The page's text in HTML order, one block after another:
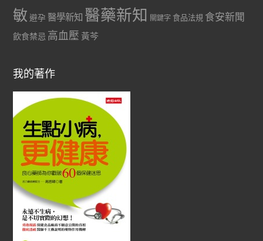
敏 避孕 醫學新知 醫藥新知 關鍵字 食品法規 食安新聞
飲食禁忌 高血壓 黃芩
我的著作